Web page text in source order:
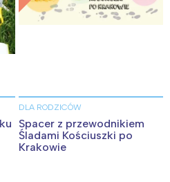
DLA RODZICÓW
Spacer z przewodnikiem
Śladami Kościuszki po
Krakowie
Wszystkie